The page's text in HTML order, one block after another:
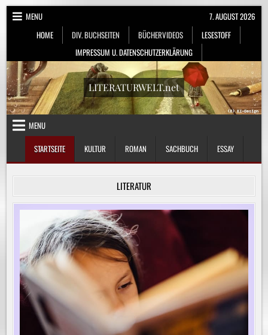
Skip
MENU
HOME
DIV. BUCHSEITEN BÜCHERVIDEOS
LESESTOFF
IMPRESSUM U. DATENSCHUTZERKLÄRUNG
7. AUGUST 2026
LITERATURWELT.net
MENU
STARTSEITE
KULTUR ROMAN SACHBUCH ESSAY
LITERATUR